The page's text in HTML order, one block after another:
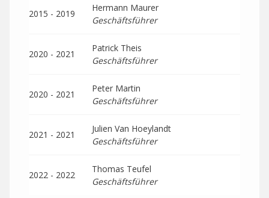
2015 - 2019
Hermann Maurer
Geschäftsführer
2020 - 2021
Patrick Theis
Geschäftsführer
2020 - 2021
Peter Martin
Geschäftsführer
2021 - 2021
Julien Van Hoeylandt
Geschäftsführer
2022 - 2022
Thomas Teufel
Geschäftsführer